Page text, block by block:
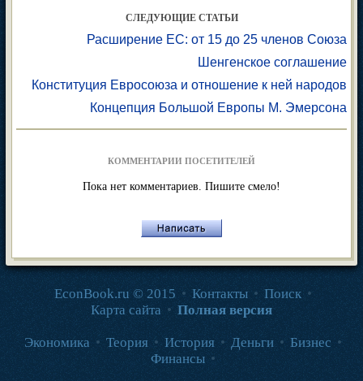
СЛЕДУЮЩИЕ СТАТЬИ
Расширение ЕС: от 15 до 25 членов Союза
Шенгенское соглашение
Конституция Евросоюза и отношение к ней народов
Концепция Большой Европы М. Эмерсона
КОММЕНТАРИИ ПОСЕТИТЕЛЕЙ
Пока нет комментариев. Пишите смело!
EconBook.ru © 2015 • Контакты • Поиск •
Карта сайта • Полная версия
Экономика • Теория • История • Деньги • Бизнес •
Финансы •